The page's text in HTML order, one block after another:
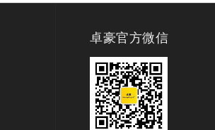
卓豪官方微信